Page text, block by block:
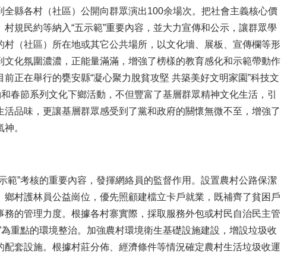
縣各村（社區）公開向群眾演出100余場次。把社會主義核心價
規民約等納入“五示範”重要內容，並大力宣傳和公示，讓群眾學
（社區）所在地或其它公共場所，以文化墻、展板、宣傳欄等形
化氛圍濃濃，正能量滿滿，增強了榜樣的教育感化和示範帶動作
正在舉行的甕安縣“凝心聚力脫貧攻堅 共築美好文明家園”科技文
春節系列文化下鄉活動，不但豐富了基層群眾精神文化生活，引
品味，更讓基層群眾感受到了黨和政府的關懷無微不至，增強了
。
”考核的重要內容，發揮網絡員的監督作用。設置農村公路保潔
鄉村護林員公益崗位，優先照顧建檔立卡戶就業，既補齊了貧困戶
的管理力度。根據各村寨實際，採取服務外包或村民自治民主管
重點的環境整治。加強農村環境衛生基礎設施建設，增設垃圾收
套設施。根據村莊分佈、經濟條件等情況確定農村生活垃圾收運